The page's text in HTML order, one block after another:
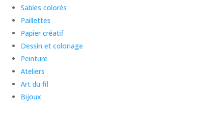
Sables colorés
Paillettes
Papier créatif
Dessin et coloriage
Peinture
Ateliers
Art du fil
Bijoux